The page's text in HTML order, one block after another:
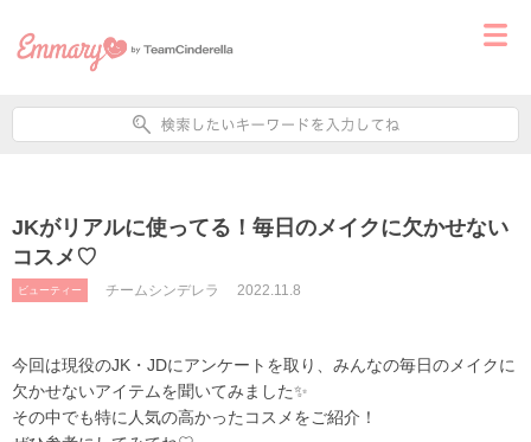
JKがリアルに使ってる！毎日のメイクに欠かせない
コスメ♡
ビューティー チームシンデレラ 2022.11.8
今回は現役のJK・JDにアンケートを取り、みんなの毎日のメイクに
欠かせないアイテムを聞いてみました✨
その中でも特に人気の高かったコスメをご紹介！